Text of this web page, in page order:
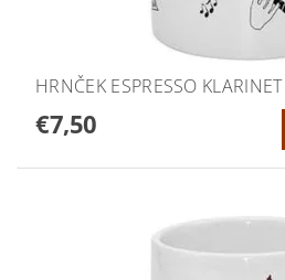
HRNČEK ESPRESSO
€7,50